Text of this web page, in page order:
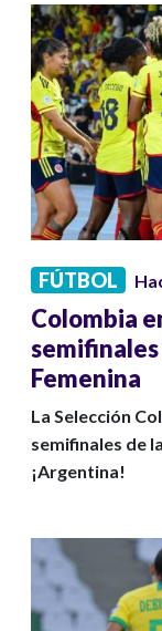
FÚTBOL
Colombia
semifinales
Femenina
La Selección
semifinales de
¡Argentina!